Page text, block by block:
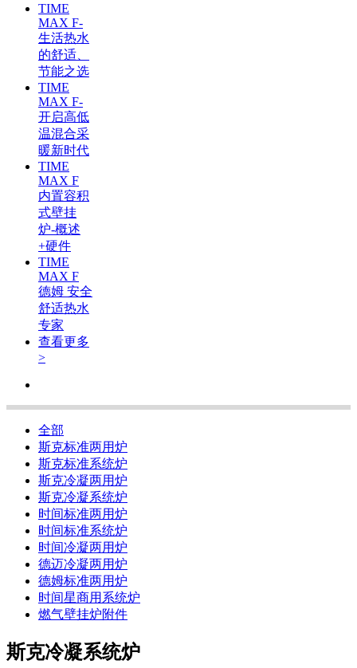
TIME
MAX F-
生活热水
的舒适、
节能之选
TIME
MAX F-
开启高低
温混合采
暖新时代
TIME
MAX F
内置容积
式壁挂
炉-概述
+硬件
TIME
MAX F
德姆 安全
舒适热水
专家
查看更多
>
全部
斯克标准两用炉
斯克标准系统炉
斯克冷凝两用炉
斯克冷凝系统炉
时间标准两用炉
时间标准系统炉
时间冷凝两用炉
德迈冷凝两用炉
德姆标准两用炉
时间星商用系统炉
燃气壁挂炉附件
斯克冷凝系统炉